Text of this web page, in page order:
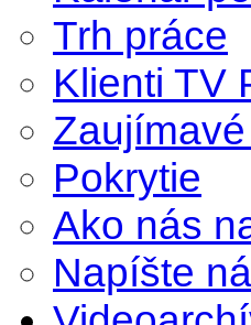
Trh práce
Klienti TV
Pokrytie
Ako nás
Napíšte